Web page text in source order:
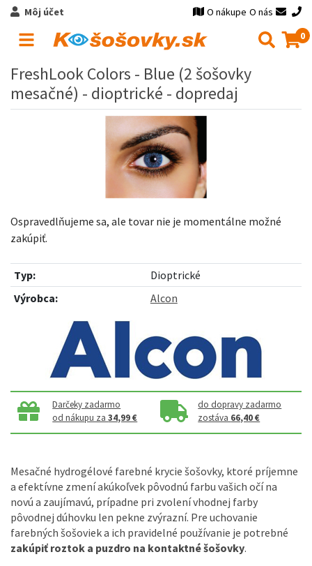
Môj účet O nákupe O nás
0
FreshLook Colors - Blue (2 šošovky
mesačné) - dioptrické - dopredaj
Ospravedlňujeme sa, ale tovar nie je momentálne možné
zakúpiť.
Typ:
Dioptrické
Výrobca:
Alcon
Darčeky zadarmo
od nákupu za34,99 €
do dopravy zadarmo
zostáva 66,40 €
Mesačné hydrogélové farebné krycie šošovky, ktoré príjemne
a efektívne zmení akúkoľvek pôvodnú farbu vašich očí na
novú a zaujímavú, prípadne pri zvolení vhodnej farby
pôvodnej dúhovku len pekne zvýrazní. Pre uchovanie
farebných šošoviek a ich pravidelné používanie je potrebné
zakúpiť roztok a puzdro na kontaktné šošovky.